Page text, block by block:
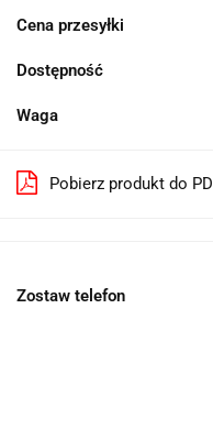
Cena przesyłki
Dostępność
Waga
Pobierz produkt do
Zostaw telefon